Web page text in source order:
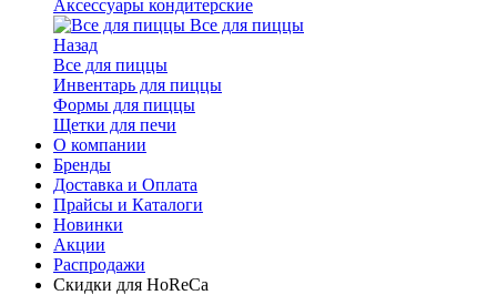
Аксессуары кондитерские
Все для пиццы
Назад
Все для пиццы
Инвентарь для пиццы
Формы для пиццы
Щетки для печи
О компании
Бренды
Доставка и Оплата
Прайсы и Каталоги
Новинки
Акции
Распродажи
Скидки для HoReCa